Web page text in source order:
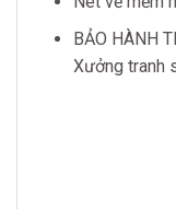
BẢO HÀNH
Xưởng tranh